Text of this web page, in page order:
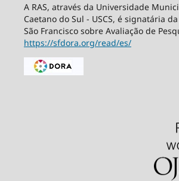
A RAS, através da Universidade
Caetano do Sul - USCS, é signatária
São Francisco sobre Avaliação de
https://sfdora.org/read/es/